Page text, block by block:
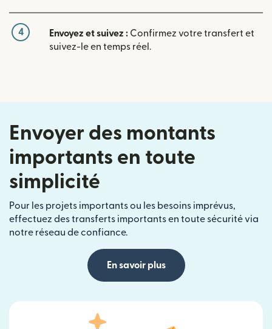
4 Envoyez et suivez : Confirmez votre transfert et
suivez-le en temps réel.
Envoyer des montants
importants en toute
simplicité
Pour les projets importants ou les besoins imprévus,
effectuez des transferts importants en toute sécurité via
notre réseau de confiance.
En savoir plus